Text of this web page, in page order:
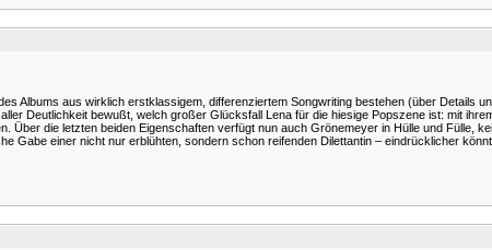
Albums aus wirklich erstklassigem, differenziertem Songwriting bestehen (über Details
Deutlichkeit bewußt, welch großer Glücksfall Lena für die hiesige Popszene ist: mit
Über die letzten beiden Eigenschaften verfügt nun auch Grönemeyer in Hülle und Fülle,
Gabe einer nicht nur erblühten, sondern schon reifenden Dilettantin – eindrücklicher